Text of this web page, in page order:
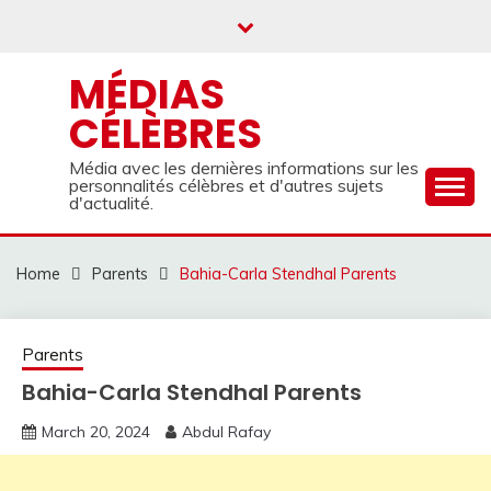
MÉDIAS
CÉLÈBRES
Média avec les dernières informations sur les
personnalités célèbres et d'autres sujets
d'actualité.
Home Parents Bahia-Carla Stendhal Parents
Parents
Bahia-Carla Stendhal Parents
March 20, 2024 Abdul Rafay